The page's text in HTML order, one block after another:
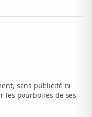
sans publicité ni
les pourboires de ses